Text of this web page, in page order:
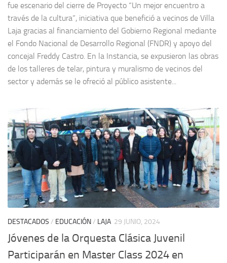
fue escenario del cierre de Proyecto “Un mejor encuentro a
través de la cultura”, iniciativa que benefició a vecinos de Villa
Laja gracias al financiamiento del Gobierno Regional mediante
el Fondo Nacional de Desarrollo Regional (FNDR) y apoyo del
concejal Freddy Castro. En la Instancia, se expusieron las obras
de los talleres de telar, pintura y muralismo de vecinos del
sector y además se le ofreció al público asistente...
DESTACADOS / EDUCACIÓN/ LAJA 29 JUNIO, 2024
Jóvenes de la Orquesta Clásica Juvenil
Participarán en Master Class 2024 en